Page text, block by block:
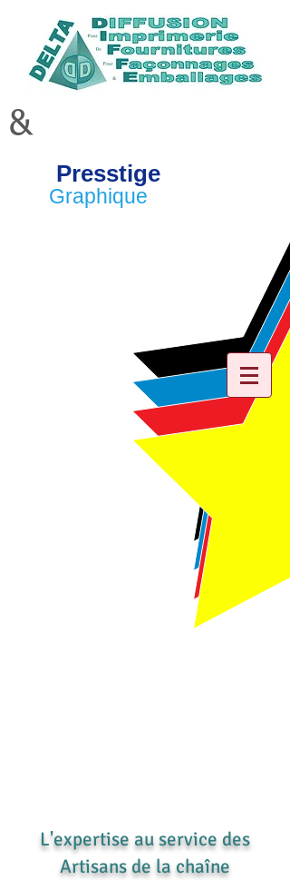
&
Presstige
Graphique
L'expertise au service des
Artisans de la chaîne